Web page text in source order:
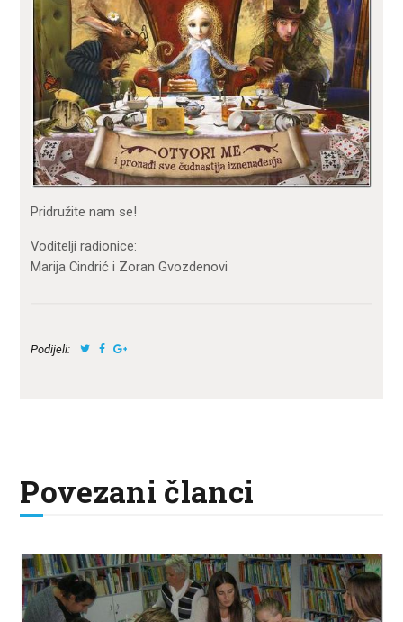
Pridružite nam se!
Voditelji radionice:
Marija Cindrić i Zoran Gvozdenovi
Podijeli:
Povezani članci